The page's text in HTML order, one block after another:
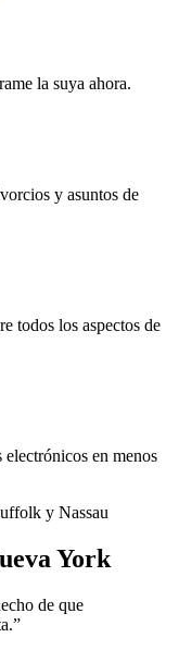
la suya ahora.
y asuntos de
todos los aspectos de
electrónicos en menos
y Nassau
York
de que